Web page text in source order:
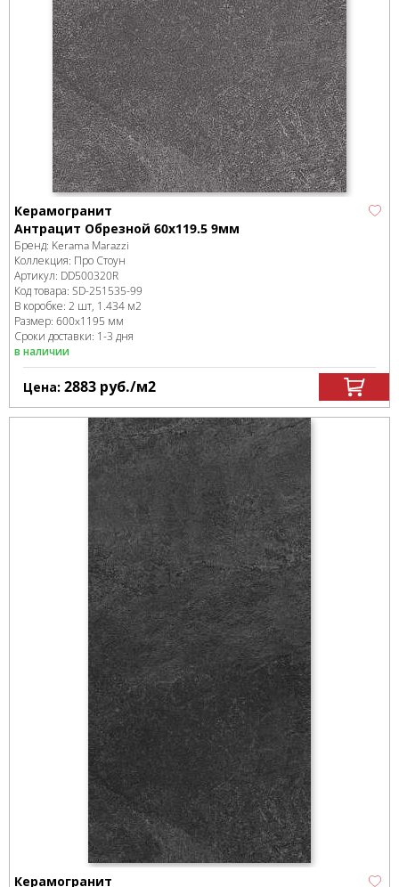
Керамогранит
Антрацит Обрезной 60x119.5 9мм
Бренд: Kerama Marazzi
Коллекция: Про Стоун
Артикул: DD500320R
Код товара: SD-251535-99
В коробке: 2 шт, 1.434 м2
Размер: 600x1195 мм
Сроки доставки: 1-3 дня
в наличии
Цена: 2883 руб./м2
Керамогранит